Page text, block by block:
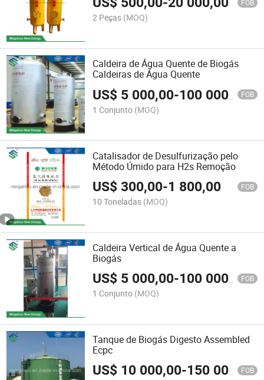
FOB
2 Peças (MOQ)
Caldeira de Água Quente de Biogás
Caldeiras de Água Quente
US$ 5 000,00-100 000,00 FOB
1 Conjunto (MOQ)
Catalisador de Desulfurização pelo
Método Úmido para H2s Remoção
US$300,00-1 800,00 FOB
10 Toneladas (MOQ)
Caldeira Vertical de Água Quente a
Biogás
US$ 5 000,00-100 000,00 FOB
1 Conjunto (MOQ)
Tanque de Biogás Digesto Assembled
Ecpc
US$ 10 000,00-150 000,00 FOB